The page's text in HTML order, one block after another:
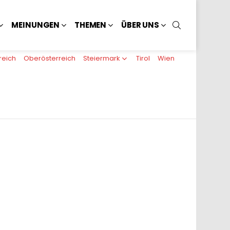
MEINUNGEN THEMEN ÜBER UNS
Oberösterreich Steiermark Tirol Wien